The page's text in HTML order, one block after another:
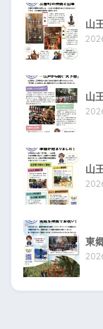
山
山
山
東